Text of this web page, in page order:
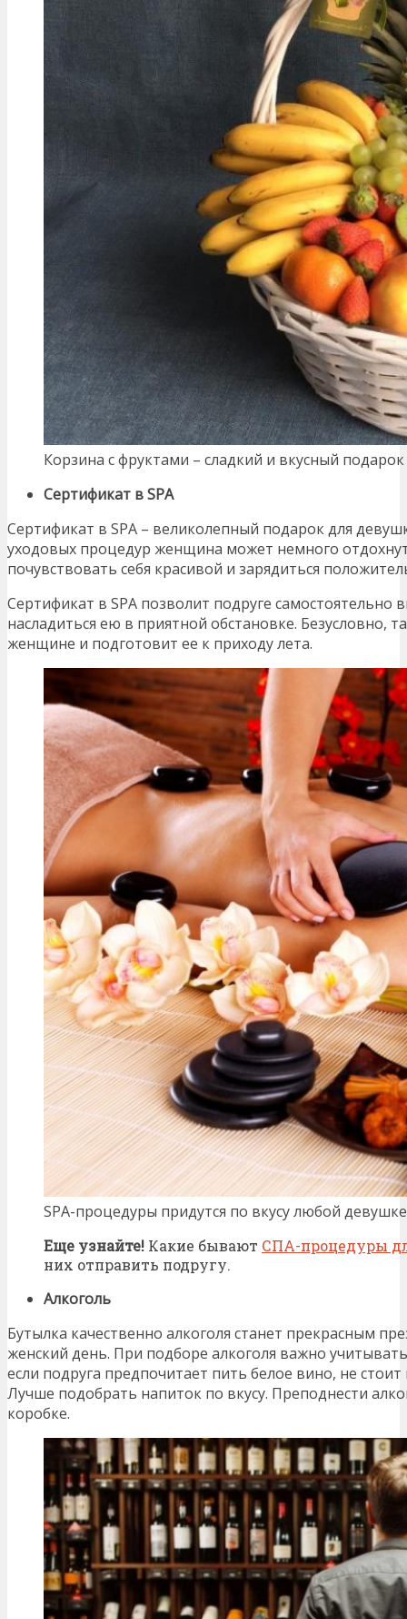
Корзина с фруктами – сладкий и вкусный
Сертификат вSPA
Сертификат в SPA – великолепный подарок для
уходовых процедур женщина может немного
почувствовать себя красивой и зарядиться
Сертификат в SPA позволит подруге самостоятельно
насладиться ею в приятной обстановке. Безусловно,
женщине и подготовит ее к приходу лета.
SPA-процедуры придутся по вкусу любой девушке
Еще узнайте! Какие бывают СПА-процедуры
них отправить подругу.
Алкоголь
Бутылка качественно алкоголя станет прекрасным
женский день. При подборе алкоголя важно
если подруга предпочитает пить белое вино, не
Лучше подобрать напиток по вкусу. Преподнести
коробке.